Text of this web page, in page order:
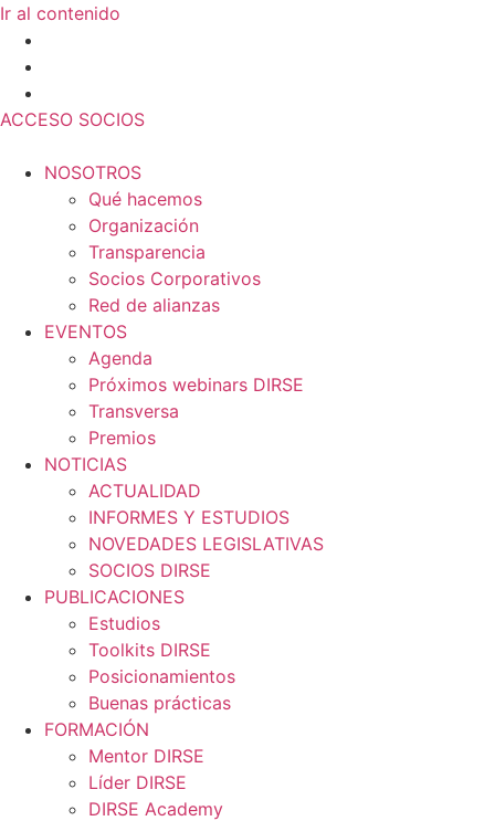
Ir al contenido
ACCESO SOCIOS
NOSOTROS
Qué hacemos
Organización
Transparencia
Socios Corporativos
Red de alianzas
EVENTOS
Agenda
Próximos webinars DIRSE
Transversa
Premios
NOTICIAS
ACTUALIDAD
INFORMES Y ESTUDIOS
NOVEDADES LEGISLATIVAS
SOCIOS DIRSE
PUBLICACIONES
Estudios
Toolkits DIRSE
Posicionamientos
Buenas prácticas
FORMACIÓN
Mentor DIRSE
Líder DIRSE
DIRSE Academy